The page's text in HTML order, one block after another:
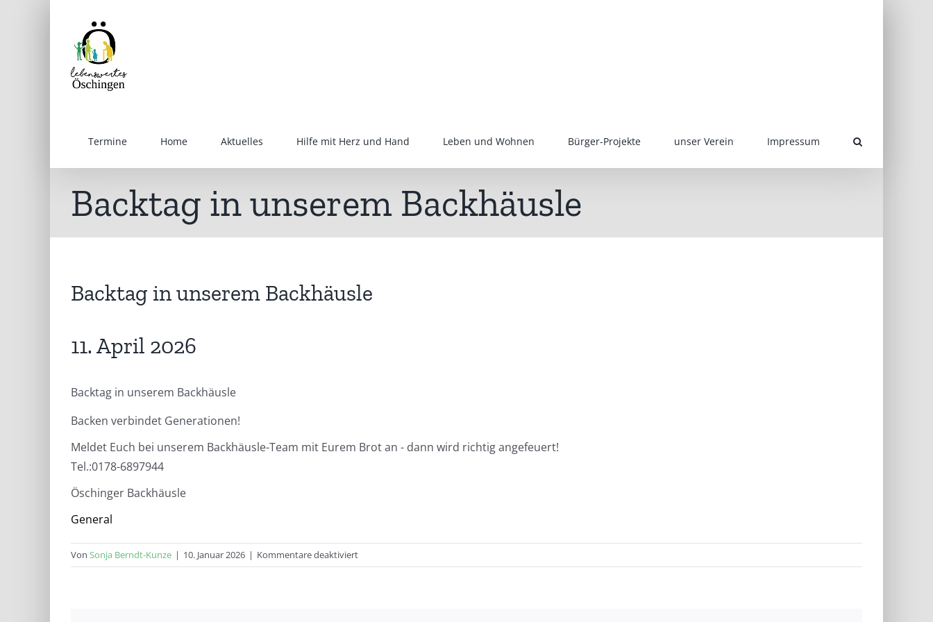
Termine Home Aktuelles Hilfe mit Herz und Hand Leben und Wohnen Bürger-Projekte unser Verein Impressum
Backtag in unserem Backhäusle
Backtag in unserem Backhäusle
11. April 2026
Backtag in unserem Backhäusle
Backen verbindet Generationen!
Meldet Euch bei unserem Backhäusle-Team mit Eurem Brot an - dann wird richtig angefeuert!
Tel.:0178-6897944
Öschinger Backhäusle
General
Von Sonja Berndt-Kunze | 10. Januar 2026 | Kommentare deaktiviertfür
Backtag